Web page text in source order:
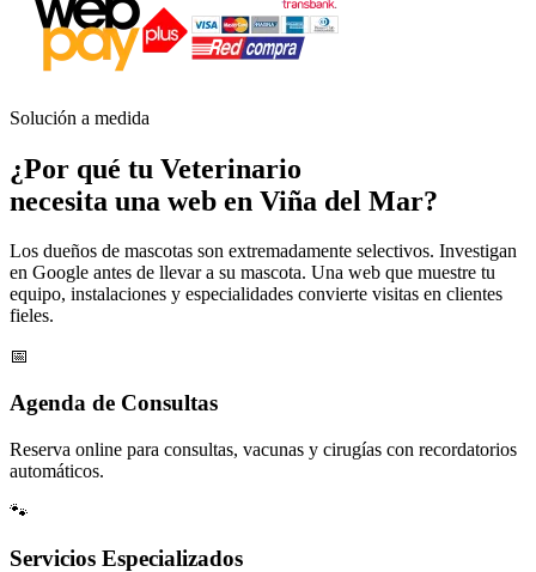
Solución a medida
¿Por qué tu Veterinario
necesita una web en Viña del Mar?
Los dueños de mascotas son extremadamente selectivos. Investigan
en Google antes de llevar a su mascota. Una web que muestre tu
equipo, instalaciones y especialidades convierte visitas en clientes
fieles.
📅
Agenda de Consultas
Reserva online para consultas, vacunas y cirugías con recordatorios
automáticos.
🐾
Servicios Especializados